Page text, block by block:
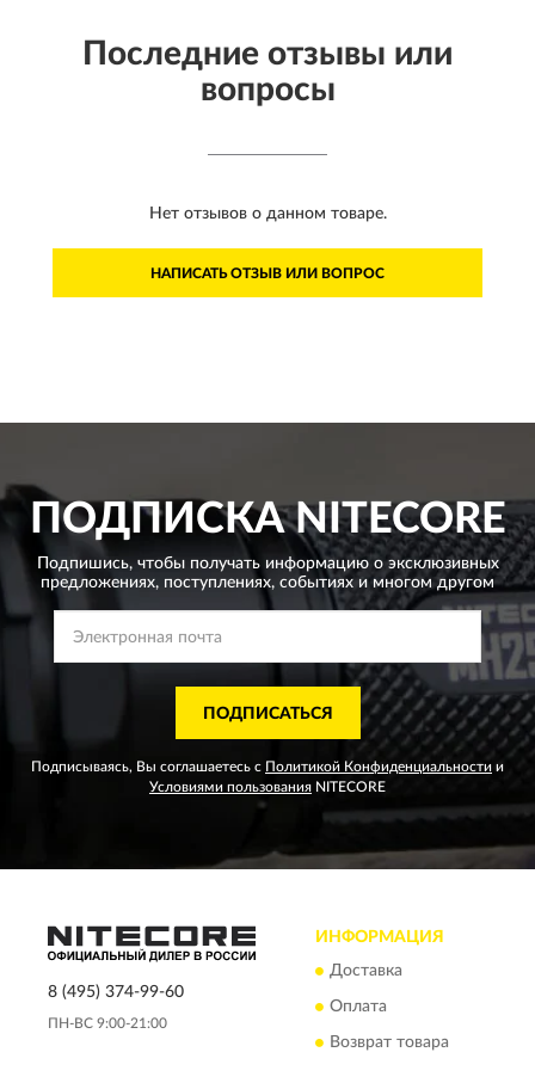
Последние отзывы или
вопросы
Нет отзывов о данном товаре.
НАПИСАТЬ ОТЗЫВ ИЛИ ВОПРОС
ПОДПИСКАNITECORE
Подпишись, чтобы получать информацию о эксклюзивных
предложениях, поступлениях, событиях и многом другом
ПОДПИСАТЬСЯ
Подписываясь, Вы соглашаетесь с Политикой Конфиденциальности и
Условиями пользования NITECORE
8 (495) 374-99-60
ПН-ВС 9:00-21:00
ИНФОРМАЦИЯ
Доставка
Оплата
Возврат товара